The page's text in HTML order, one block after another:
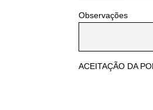
Observações
ACEITAÇÃO DA